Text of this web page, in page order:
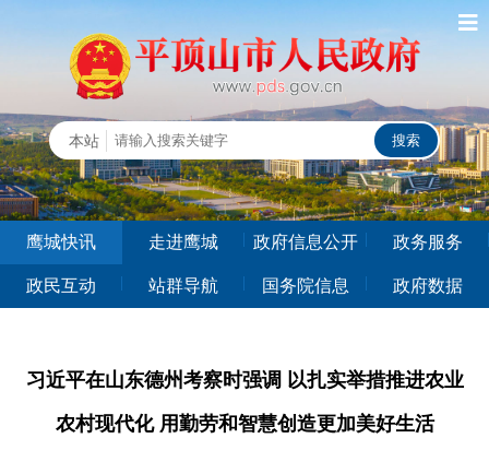
鹰城快讯 走进鹰城 政府信息公开 政务服务
政民互动 站群导航 国务院信息 政府数据
习近平在山东德州考察时强调 以扎实举措推进农业
农村现代化 用勤劳和智慧创造更加美好生活